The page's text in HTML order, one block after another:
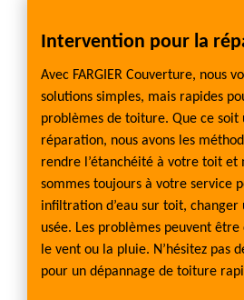
Intervention pour la
Avec FARGIER Couverture, nous
solutions simples, mais rapides
problèmes de toiture. Que ce
réparation, nous avons les
rendre l’étanchéité à votre toit et
sommes toujours à votre service
infiltration d’eau sur toit, changer
usée. Les problèmes peuvent être
le vent ou la pluie. N’hésitez pas
pour un dépannage de toiture